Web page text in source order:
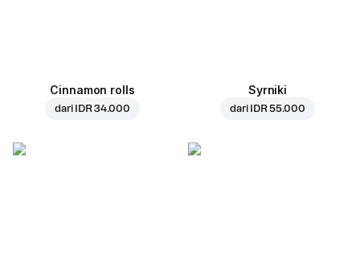
Cinnamon rolls
dari IDR 34.000
Syrniki
dari IDR 55.000